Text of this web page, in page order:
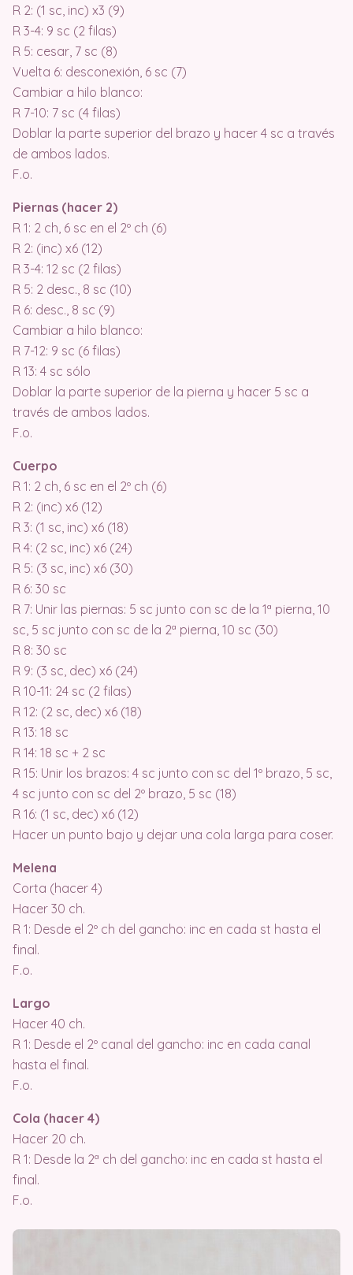
R 2: (1 sc, inc) x3 (9)
R 3-4: 9 sc (2 filas)
R 5: cesar, 7 sc (8)
Vuelta 6: desconexión, 6 sc (7)
Cambiar a hilo blanco:
R 7-10: 7 sc (4 filas)
Doblar la parte superior del brazo y hacer 4 sc a través
de ambos lados.
F.o.
Piernas (hacer 2)
R 1: 2 ch, 6 sc en el 2º ch (6)
R 2: (inc) x6 (12)
R 3-4: 12 sc (2 filas)
R 5: 2 desc., 8 sc (10)
R 6: desc., 8 sc (9)
Cambiar a hilo blanco:
R 7-12: 9 sc (6 filas)
R 13: 4 sc sólo
Doblar la parte superior de la pierna y hacer 5 sc a
través de ambos lados.
F.o.
Cuerpo
R 1: 2 ch, 6 sc en el 2º ch (6)
R 2: (inc) x6 (12)
R 3: (1 sc, inc) x6 (18)
R 4: (2 sc, inc) x6 (24)
R 5: (3 sc, inc) x6 (30)
R 6: 30 sc
R 7: Unir las piernas: 5 sc junto con sc de la 1ª pierna, 10
sc, 5 sc junto con sc de la 2ª pierna, 10 sc (30)
R 8: 30 sc
R 9: (3 sc, dec) x6 (24)
R 10-11: 24 sc (2 filas)
R 12: (2 sc, dec) x6 (18)
R 13: 18 sc
R 14: 18 sc + 2 sc
R 15: Unir los brazos: 4 sc junto con sc del 1º brazo, 5 sc,
4 sc junto con sc del 2º brazo, 5 sc (18)
R 16: (1 sc, dec) x6 (12)
Hacer un punto bajo y dejar una cola larga para coser.
Melena
Corta (hacer 4)
Hacer 30 ch.
R 1: Desde el 2º ch del gancho: inc en cada st hasta el
final.
F.o.
Largo
Hacer 40 ch.
R 1: Desde el 2º canal del gancho: inc en cada canal
hasta el final.
F.o.
Cola (hacer 4)
Hacer 20 ch.
R 1: Desde la 2ª ch del gancho: inc en cada st hasta el
final.
F.o.